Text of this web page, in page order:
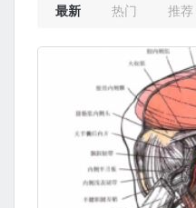
最新
热门 推荐